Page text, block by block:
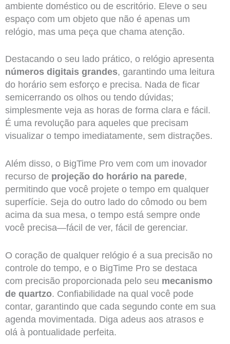
ambiente doméstico ou de escritório. Eleve o seu
espaço com um objeto que não é apenas um
relógio, mas uma peça que chama atenção.
Destacando o seu lado prático, o relógio apresenta
números digitais grandes, garantindo uma leitura
do horário sem esforço e precisa. Nada de ficar
semicerrando os olhos ou tendo dúvidas;
simplesmente veja as horas de forma clara e fácil.
É uma revolução para aqueles que precisam
visualizar o tempo imediatamente, sem distrações.
Além disso, o BigTime Pro vem com um inovador
recurso de projeção do horário na parede,
permitindo que você projete o tempo em qualquer
superfície. Seja do outro lado do cômodo ou bem
acima da sua mesa, o tempo está sempre onde
você precisa—fácil de ver, fácil de gerenciar.
O coração de qualquer relógio é a sua precisão no
controle do tempo, e o BigTime Pro se destaca
com precisão proporcionada pelo seu mecanismo
de quartzo. Confiabilidade na qual você pode
contar, garantindo que cada segundo conte em sua
agenda movimentada. Diga adeus aos atrasos e
olá à pontualidade perfeita.